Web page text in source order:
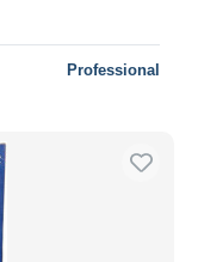
Professional